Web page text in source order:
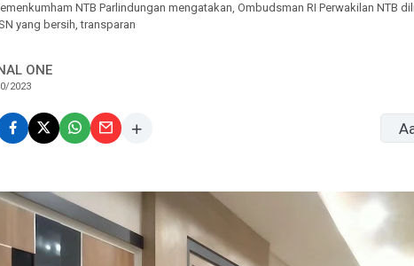
NTB Parlindungan mengatakan, Ombudsman RI Perwakilan NTB
yang bersih, transparan
ONE
2023